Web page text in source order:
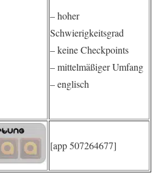
– hoher
Schwierigkeitsgrad
– keine Checkpoints
– mittelmäßiger Umfang
– englisch
[app 507264677]